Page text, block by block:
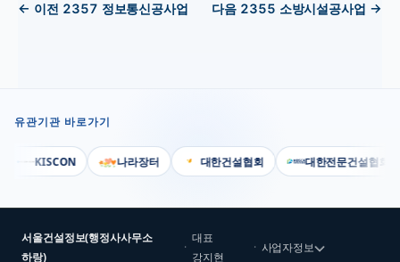
← 이전 2357 정보통신공사업 다음 2355 소방시설공사업 →
유관기관 바로가기
KISCON 나라장터 대한건설협회 대한전문건설협회
서울건설정보(행정사사무소
하랑)
·
대표
강지현
· 사업자정보